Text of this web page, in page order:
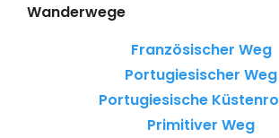
Wanderwege
Französischer Weg
Portugiesischer Weg
Portugiesische
Primitiver Weg